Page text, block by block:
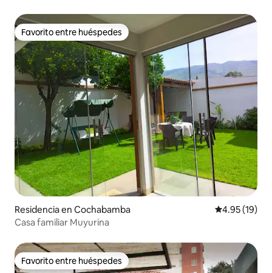
Favorito entre huéspedes
Favorito entre huéspedes
Residencia en Cochabamba Calificación
4.95 (19)
Casa familiar Muyurina
Favorito entre huéspedes
Favorito entre huéspedes